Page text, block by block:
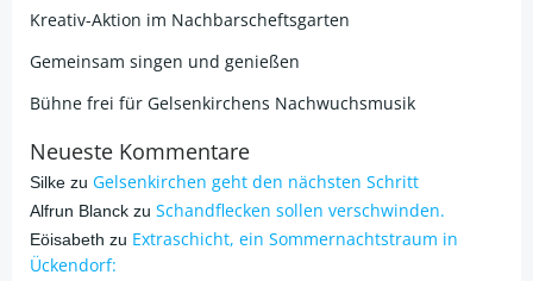
Kreativ-Aktion im Nachbarscheftsgarten
Gemeinsam singen und genießen
Bühne frei für Gelsenkirchens Nachwuchsmusik
Neueste Kommentare
Silke zu Gelsenkirchen geht den nächsten Schritt
Alfrun Blanck zu Schandflecken sollen verschwinden.
Eöisabeth zu Extraschicht, ein Sommernachtstraum in
Ückendorf: